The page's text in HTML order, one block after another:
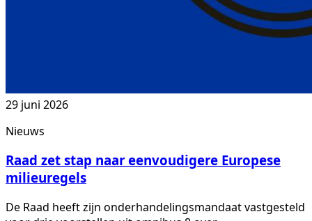
29 juni 2026
Nieuws
Raad zet stap naar eenvoudigere Europese
milieuregels
De Raad heeft zijn onderhandelingsmandaat vastgesteld